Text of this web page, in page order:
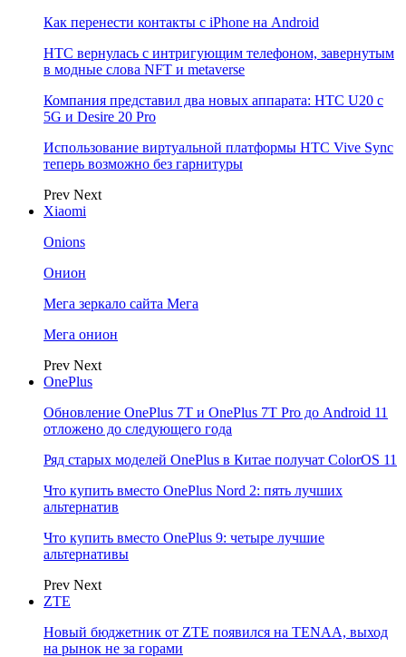
Как перенести контакты с iPhone на Android
HTC вернулась с интригующим телефоном, завернутым
в модные слова NFT и metaverse
Компания представил два новых аппарата: HTC U20 с
5G и Desire 20 Pro
Использование виртуальной платформы HTC Vive Sync
теперь возможно без гарнитуры
Prev Next
Xiaomi
Onions
Онион
Мега зеркало сайта Мега
Мега онион
Prev Next
OnePlus
Обновление OnePlus 7T и OnePlus 7T Pro до Android 11
отложено до следующего года
Ряд старых моделей OnePlus в Китае получат ColorOS 11
Что купить вместо OnePlus Nord 2: пять лучших
альтернатив
Что купить вместо OnePlus 9: четыре лучшие
альтернативы
Prev Next
ZTE
Новый бюджетник от ZTE появился на TENAA, выход
на рынок не за горами